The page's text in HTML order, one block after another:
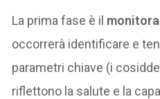
La prima fase è il
occorrerà identificare e
parametri chiave (i
riflettono la salute e la